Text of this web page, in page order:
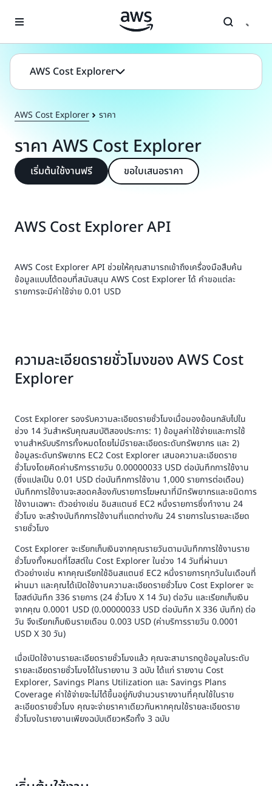
AWS Cost Explorer
AWS Cost Explorer ราคา
ราคา AWS Cost Explorer
เริ่มต้นใช้งานฟรี ขอใบเสนอราคา
AWS Cost Explorer API
AWS Cost Explorer API ช่วยให้คุณสามารถเข้าถึงเครื่องมือสืบค้น
ข้อมูลแบบโต้ตอบที่สนับสนุน AWS Cost Explorer ได้ คําขอแต่ละ
รายการจะมีค่าใช้จ่าย 0.01 USD
ความละเอียดรายชั่วโมงของ AWS Cost
Explorer
Cost Explorer รองรับความละเอียดรายชั่วโมงเมื่อมองย้อนกลับไปใน
ช่วง 14 วันสําหรับคุณสมบัติสองประการ: 1) ข้อมูลค่าใช้จ่ายและการใช้
งานสําหรับบริการทั้งหมดโดยไม่มีรายละเอียดระดับทรัพยากร และ 2)
ข้อมูลระดับทรัพยากร EC2 Cost Explorer เสนอความละเอียดราย
ชั่วโมงโดยคิดค่าบริการรายวัน 0.00000033 USD ต่อบันทึกการใช้งาน
(ซึ่งแปลเป็น 0.01 USD ต่อบันทึกการใช้งาน 1,000 รายการต่อเดือน)
บันทึกการใช้งานจะสอดคล้องกับรายการโฆษณาที่มีทรัพยากรและชนิดการ
ใช้งานเฉพาะ ตัวอย่างเช่น อินสแตนซ์ EC2 หนึ่งรายการซึ่งทำงาน 24
ชั่วโมง จะสร้างบันทึกการใช้งานที่แตกต่างกัน 24 รายการในรายละเอียด
รายชั่วโมง
Cost Explorer จะเรียกเก็บเงินจากคุณรายวันตามบันทึกการใช้งานราย
ชั่วโมงทั้งหมดที่โฮสต์ใน Cost Explorer ในช่วง 14 วันที่ผ่านมา
ตัวอย่างเช่น หากคุณเรียกใช้อินสแตนซ์ EC2 หนึ่งรายการทุกวันในเดือนที่
ผ่านมา และคุณได้เปิดใช้งานความละเอียดรายชั่วโมง Cost Explorer จะ
โฮสต์บันทึก 336 รายการ (24 ชั่วโมง X 14 วัน) ต่อวัน และเรียกเก็บเงิน
จากคุณ 0.0001 USD (0.00000033 USD ต่อบันทึก X 336 บันทึก) ต่อ
วัน จึงเรียกเก็บเงินรายเดือน 0.003 USD (ค่าบริการรายวัน 0.0001
USD X 30 วัน)
เมื่อเปิดใช้งานรายละเอียดรายชั่วโมงแล้ว คุณจะสามารถดูข้อมูลในระดับ
รายละเอียดรายชั่วโมงได้ในรายงาน 3 ฉบับ ได้แก่ รายงาน Cost
Explorer, Savings Plans Utilization และ Savings Plans
Coverage ค่าใช้จ่ายจะไม่ได้ขึ้นอยู่กับจํานวนรายงานที่คุณใช้ในราย
ละเอียดรายชั่วโมง คุณจะจ่ายราคาเดียวกันหากคุณใช้รายละเอียดราย
ชั่วโมงในรายงานเพียงฉบับเดียวหรือทั้ง 3 ฉบับ